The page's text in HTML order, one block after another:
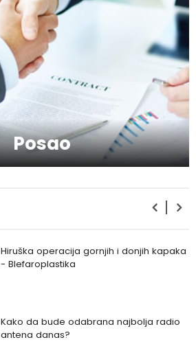
Posao
Kako da se podmladite uz kreme sa
hijaluronom
Kako da serumom oživite svoje lice?
Hiruška operacija gornjih i donjih kapaka
- Blefaroplastika
Kako da bude odabrana najbolja radio
antena danas?